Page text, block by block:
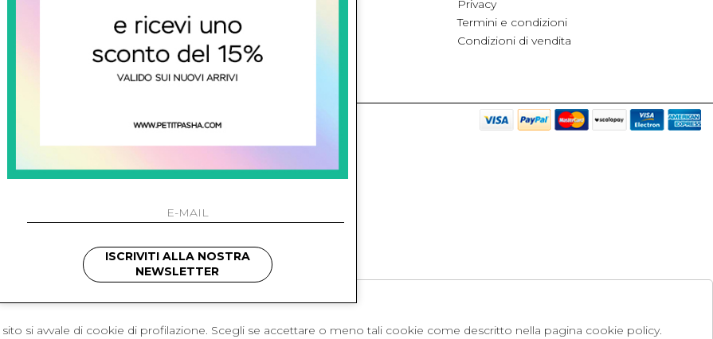
3397314295
Contatti
Pagamenti
Spedizione
Privacy
Termini e condizioni
Condizioni di vendita
ISCRIVITI ALLA NOSTRA
NEWSLETTER
si avvale di cookie di profilazione. Scegli se accettare o meno tali cookie come descritto nella pagina cookie policy.